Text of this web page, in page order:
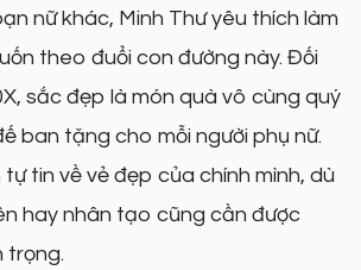
nữ khác, Minh Thư yêu thích làm
theo đuổi con đường này. Đối
sắc đẹp là món quà vô cùng quý
ban tặng cho mỗi người phụ nữ.
tự tin về vẻ đẹp của chính mình, dù
hay nhân tạo cũng cần được
trọng.